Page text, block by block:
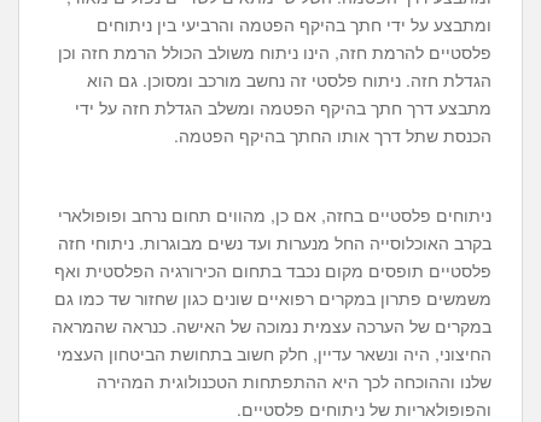
ומתבצע על ידי חתך בהיקף הפטמה והרביעי בין ניתוחים
פלסטיים להרמת חזה, הינו ניתוח משולב הכולל הרמת חזה וכן
הגדלת חזה. ניתוח פלסטי זה נחשב מורכב ומסוכן. גם הוא
מתבצע דרך חתך בהיקף הפטמה ומשלב הגדלת חזה על ידי
הכנסת שתל דרך אותו החתך בהיקף הפטמה.
ניתוחים פלסטיים בחזה, אם כן, מהווים תחום נרחב ופופולארי
בקרב האוכלוסייה החל מנערות ועד נשים מבוגרות. ניתוחי חזה
פלסטיים תופסים מקום נכבד בתחום הכירורגיה הפלסטית ואף
משמשים פתרון במקרים רפואיים שונים כגון שחזור שד כמו גם
במקרים של הערכה עצמית נמוכה של האישה. כנראה שהמראה
החיצוני, היה ונשאר עדיין, חלק חשוב בתחושת הביטחון העצמי
שלנו וההוכחה לכך היא ההתפתחות הטכנולוגית המהירה
והפופולאריות של ניתוחים פלסטיים.